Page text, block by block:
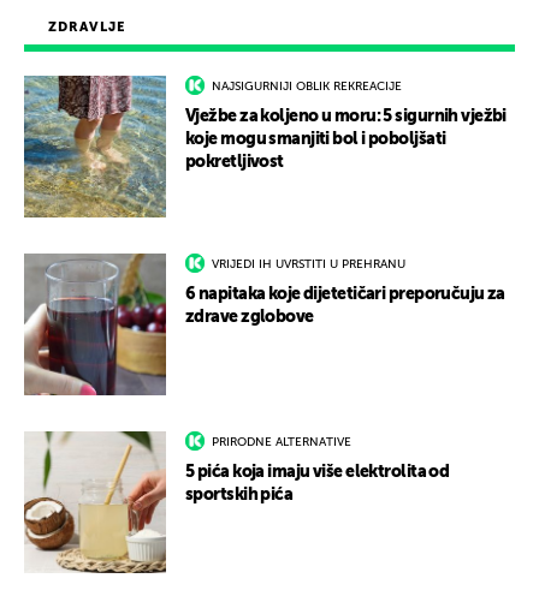
ZDRAVLJE
NAJSIGURNIJI OBLIK REKREACIJE
Vježbe za koljeno u moru: 5 sigurnih vježbi
koje mogu smanjiti bol i poboljšati
pokretljivost
VRIJEDI IH UVRSTITI U PREHRANU
6 napitaka koje dijetetičari preporučuju za
zdrave zglobove
PRIRODNE ALTERNATIVE
5 pića koja imaju više elektrolita od
sportskih pića